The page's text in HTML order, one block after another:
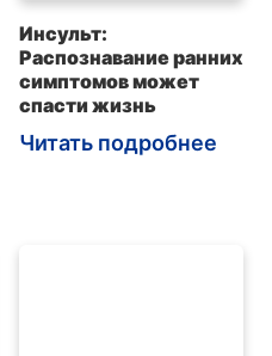
Инсульт:
Распознавание ранних
симптомов может
спасти жизнь
Читать подробнее